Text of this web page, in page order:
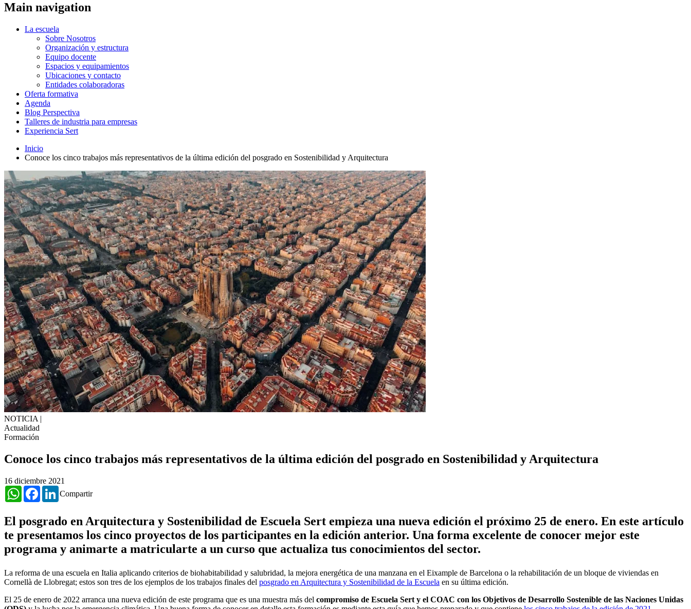
Main navigation
La escuela
Sobre Nosotros
Organización y estructura
Equipo docente
Espacios y equipamientos
Ubicaciones y contacto
Entidades colaboradoras
Oferta formativa
Agenda
Blog Perspectiva
Talleres de industria para empresas
Experiencia Sert
Inicio
Conoce los cinco trabajos más representativos de la última edición del posgrado en Sostenibilidad y Arquitectura
NOTICIA |
Actualidad
Formación
Conoce los cinco trabajos más representativos de la última edición del posgrado en Sostenibilidad y Arquitectura
16 diciembre 2021
Compartir
WhatsAppFacebookLinkedIn
El posgrado en Arquitectura y Sostenibilidad de Escuela Sert empieza una nueva edición el próximo 25 de enero. En este artículo
te presentamos los cinco proyectos de los participantes en la edición anterior. Una forma excelente de conocer mejor este
programa y animarte a matricularte a un curso que actualiza tus conocimientos del sector.
La reforma de una escuela en Italia aplicando criterios de biohabitabilidad y salubridad, la mejora energética de una manzana en el Eixample de Barcelona o la rehabilitación de un bloque de viviendas en
Cornellà de Llobregat; estos son tres de los ejemplos de los trabajos finales del posgrado en Arquitectura y Sostenibilidad de la Escuela en su última edición.
El 25 de enero de 2022 arranca una nueva edición de este programa que es una muestra más del compromiso de Escuela Sert y el COAC con los Objetivos de Desarrollo Sostenible de las Naciones Unidas